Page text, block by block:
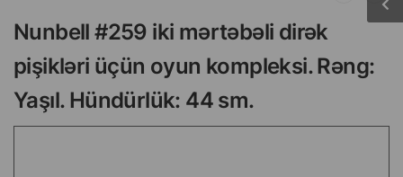
Nunbell #259 iki mərtəbəli dirək
pişikləri üçün oyun kompleksi. Rəng:
Yaşıl. Hündürlük: 44 sm.